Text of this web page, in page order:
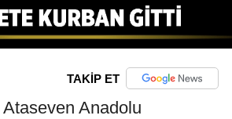
TAKİP ET
Anadolu